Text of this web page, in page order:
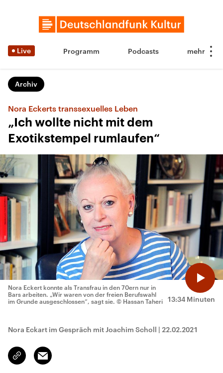
Live Programm Podcasts
Archiv
Nora Eckerts transsexuelles Leben
„Ich wollte nicht mit dem
Exotikstempel rumlaufen“
13:34 Minuten
Nora Eckert konnte als Transfrau in den 70ern nur in
Bars arbeiten. „Wir waren von der freien Berufswahl
im Grunde ausgeschlossen“, sagt sie. © Hassan Taheri
Nora Eckart im Gespräch mit Joachim Scholl | 22.02.2021
Link
kopieren/teilen
Email